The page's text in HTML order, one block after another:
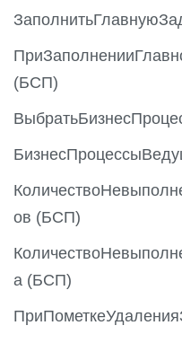
s
(БСП)
ов (БСП)
а (БСП)